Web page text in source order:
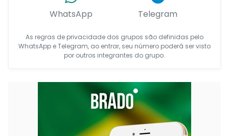
WhatsApp Telegram
As regras de privacidade dos grupos são definidas pelo
WhatsApp e Telegram, ao entrar, seu número poderá ser visto
por outros integrantes do grupo.